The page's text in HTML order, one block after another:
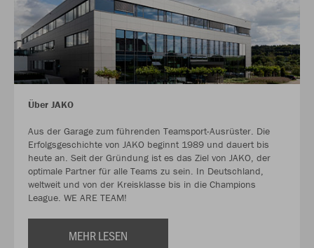
Über JAKO
Aus der Garage zum führenden Teamsport-Ausrüster. Die
Erfolgsgeschichte von JAKO beginnt 1989 und dauert bis
heute an. Seit der Gründung ist es das Ziel von JAKO, der
optimale Partner für alle Teams zu sein. In Deutschland,
weltweit und von der Kreisklasse bis in die Champions
League. WE ARE TEAM!
MEHR LESEN